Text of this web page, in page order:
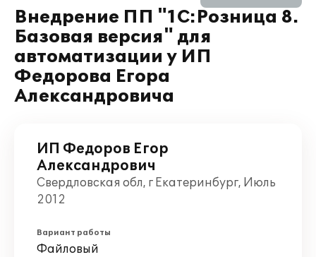
Внедрение ПП "1С:Розница 8.
Базовая версия" для
автоматизации у ИП
Федорова Егора
Александровича
ИП Федоров Егор
Александрович
Свердловская обл, г Екатеринбург, Июль
2012
Вариант работы
Файловый